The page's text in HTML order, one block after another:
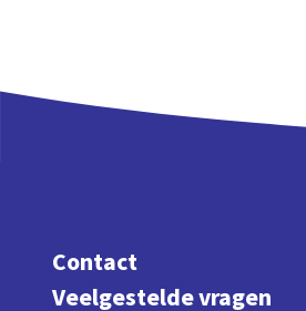
Contact
Veelgestelde vragen